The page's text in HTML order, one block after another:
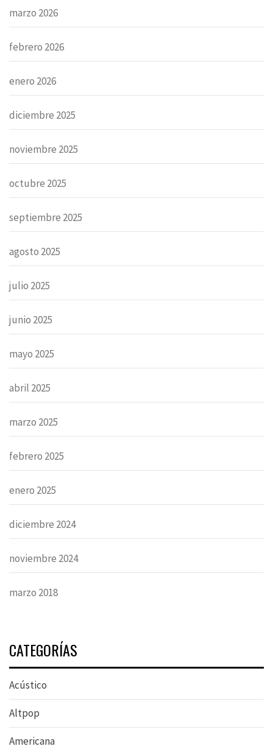
marzo 2026
febrero 2026
enero 2026
diciembre 2025
noviembre 2025
octubre 2025
septiembre 2025
agosto 2025
julio 2025
junio 2025
mayo 2025
abril 2025
marzo 2025
febrero 2025
enero 2025
diciembre 2024
noviembre 2024
marzo 2018
CATEGORÍAS
Acústico
Altpop
Americana